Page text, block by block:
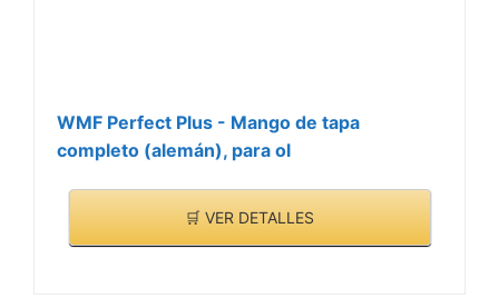
WMF Perfect Plus - Mango de tapa
completo (alemán), para ol
🛒 VER DETALLES